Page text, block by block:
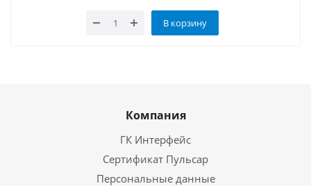
В корзину
Компания
ГК Интерфейс
Сертификат Пульсар
Персональные данные